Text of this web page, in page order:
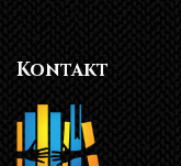
Kontakt